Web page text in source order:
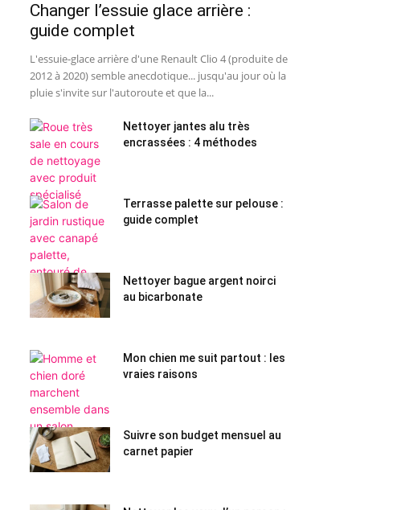
Changer l’essuie glace arrière :
guide complet
L'essuie-glace arrière d'une Renault Clio 4 (produite de
2012 à 2020) semble anecdotique... jusqu'au jour où la
pluie s'invite sur l'autoroute et que la...
Nettoyer jantes alu très
encrassées : 4 méthodes
Terrasse palette sur pelouse :
guide complet
Nettoyer bague argent noirci
au bicarbonate
Mon chien me suit partout : les
vraies raisons
Suivre son budget mensuel au
carnet papier